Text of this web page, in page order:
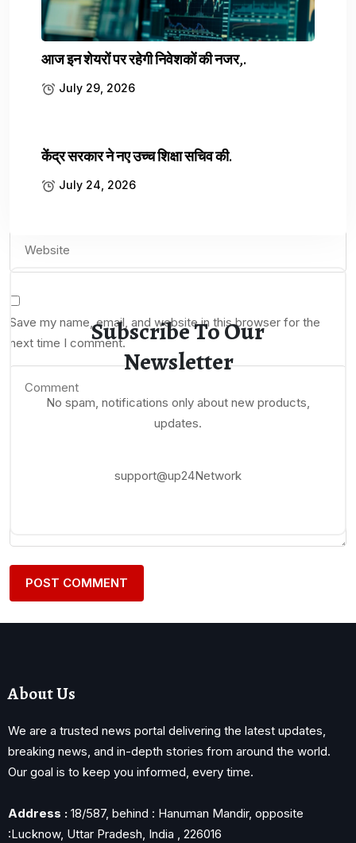
Leave a comment
Your email address will not be published.
Required fields are marked
Save my name, email, and website in this browser for the
next time I comment.
आज इन शेयरों पर रहेगी निवेशकों की नजर,.
July 29, 2026
केंद्र सरकार ने नए उच्च शिक्षा सचिव की.
July 24, 2026
Subscribe To Our
Newsletter
No spam, notifications only about new products,
updates.
support@up24Network
About Us
We are a trusted news portal delivering the latest updates,
breaking news, and in-depth stories from around the world.
Our goal is to keep you informed, every time.
Address : 18/587, behind : Hanuman Mandir, opposite
:Lucknow, Uttar Pradesh, India , 226016